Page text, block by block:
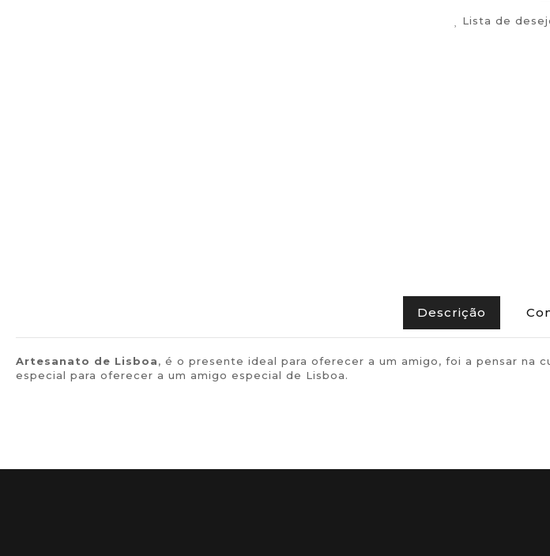
Lista de
Descrição
Artesanato de Lisboa, é o presente ideal para oferecer a um amigo, foi a pensar na
especial para oferecer a um amigo especial de Lisboa.